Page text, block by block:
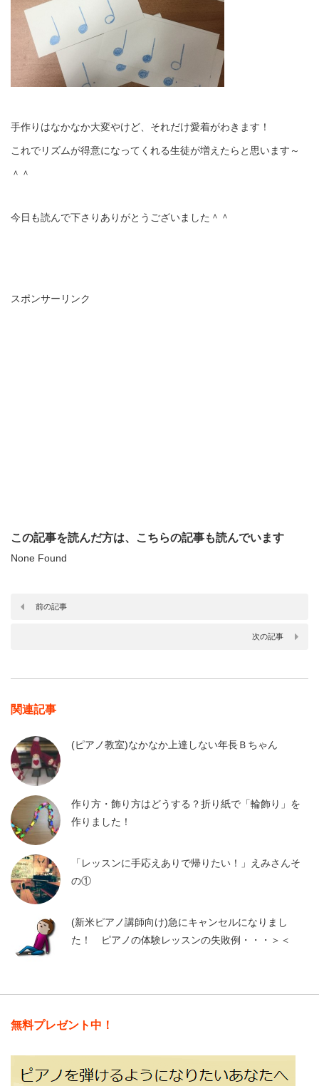
手作りはなかなか大変やけど、それだけ愛着がわきます！
これでリズムが得意になってくれる生徒が増えたらと思います～
＾＾
今日も読んで下さりありがとうございました＾＾
スポンサーリンク
この記事を読んだ方は、こちらの記事も読んでいます
None Found
前の記事
次の記事
関連記事
(ピアノ教室)なかなか上達しない年長Ｂちゃん
作り方・飾り方はどうする？折り紙で「輪飾り」を
作りました！
「レッスンに手応えありで帰りたい！」えみさんそ
の①
(新米ピアノ講師向け)急にキャンセルになりまし
た！ ピアノの体験レッスンの失敗例・・・＞＜
無料プレゼント中！